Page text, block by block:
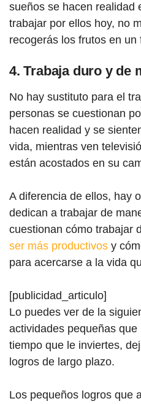
sueños se hacen realidad
trabajar por ellos hoy, no
recogerás los frutos en un
4. Trabaja duro y de
No hay sustituto para el
personas se cuestionan
hacen realidad y se
vida, mientras ven
están acostados en su
A diferencia de ellos, hay
dedican a trabajar de
cuestionan cómo trabajar
ser más productivos y
para acercarse a la vida
[publicidad_articulo]
Lo puedes ver de la
actividades pequeñas
tiempo que le inviertes,
logros de largo plazo.
Los pequeños logros que